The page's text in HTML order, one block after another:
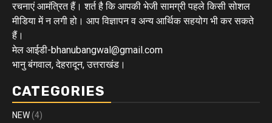
रचनाएं आमंत्रित हैं। शर्त है कि आपकी भेजी सामग्री पहले किसी सोशल
मीडिया में न लगी हो। आप विज्ञापन व अन्य आर्थिक सहयोग भी कर सकते
हैं।
मेल आईडी-bhanubangwal@gmail.com
भानु बंगवाल, देहरादून, उत्तराखंड।
CATEGORIES
NEW (4)